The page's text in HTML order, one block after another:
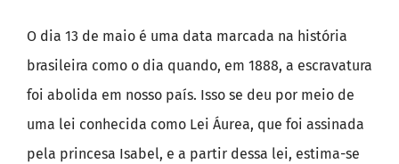
O dia 13 de maio é uma data marcada na história
brasileira como o dia quando, em 1888, a escravatura
foi abolida em nosso país. Isso se deu por meio de
uma lei conhecida como Lei Áurea, que foi assinada
pela princesa Isabel, e a partir dessa lei, estima-se